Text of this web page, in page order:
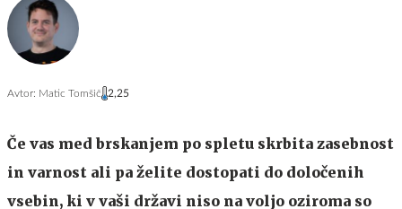
Avtor: Matic Tomšič 2,25
Če vas med brskanjem po spletu skrbita zasebnost
in varnost ali pa želite dostopati do določenih
vsebin, ki v vaši državi niso na voljo oziroma so